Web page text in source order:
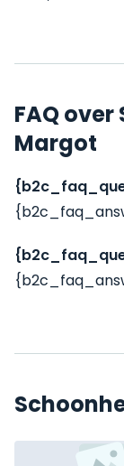
FAQ
Margot